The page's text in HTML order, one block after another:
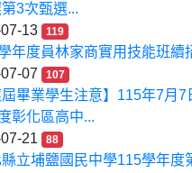
3次甄選...
13
119
年度員林家商實用技能班續
07
107
屆畢業學生注意】115年7月7
彰化區高中...
21
88
立埔鹽國民中學115學年度